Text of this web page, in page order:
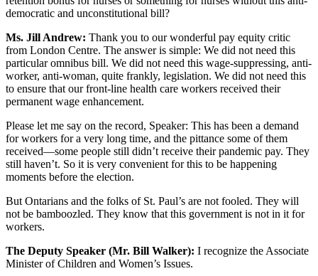
democratic and unconstitutional bill?
Ms. Jill Andrew: Thank you to our wonderful pay equity critic
from London Centre. The answer is simple: We did not need this
particular omnibus bill. We did not need this wage-suppressing, anti-
worker, anti-woman, quite frankly, legislation. We did not need this
to ensure that our front-line health care workers received their
permanent wage enhancement.
Please let me say on the record, Speaker: This has been a demand
for workers for a very long time, and the pittance some of them
received—some people still didn’t receive their pandemic pay. They
still haven’t. So it is very convenient for this to be happening
moments before the election.
But Ontarians and the folks of St. Paul’s are not fooled. They will
not be bamboozled. They know that this government is not in it for
workers.
The Deputy Speaker (Mr. Bill Walker): I recognize the Associate
Minister of Children and Women’s Issues.